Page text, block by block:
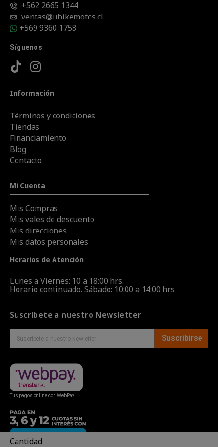
Cantidad
+562 2665 1344
ventas@ubikemotos.cl
+569 9360 1758
Síguenos
Información
Términos y condiciones
Tiendas
Financiamiento
Blog
Contacto
Mi Cuenta
Mis Compras
Mis vales de descuento
Mis direcciones
Mis datos personales
Horarios de Atención
Lunes a Viernes: 10 a 18:00 hrs.
Horario continuado. Sábado: 10:00 a 14:00 hrs
Suscríbete a nuestro Newsletter
Suscribirse
Tus pagos online con WebPay